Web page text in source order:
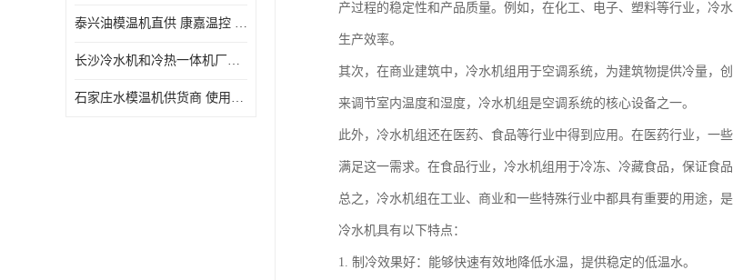
泰兴油模温机直供 康嘉温控 使用便捷
长沙冷水机和冷热一体机厂家电话 库存充足
石家庄水模温机供货商 使用便捷
产过程的稳定性和产品质量。例如，在化工、电子、塑料等行业，冷
生产效率。
其次，在商业建筑中，冷水机组用于空调系统，为建筑物提供冷量，
来调节室内温度和湿度，冷水机组是空调系统的核心设备之一。
此外，冷水机组还在医药、食品等行业中得到应用。在医药行业，一
满足这一需求。在食品行业，冷水机组用于冷冻、冷藏食品，保证食品
总之，冷水机组在工业、商业和一些特殊行业中都具有重要的用途，
冷水机具有以下特点：
1. 制冷效果好：能够快速有效地降低水温，提供稳定的低温水。